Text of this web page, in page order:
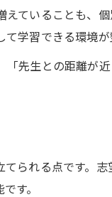
高める秘訣
ト法を解説
い基準とは
ていることも、
学習できる環境が
先生との距離が
られる点です。
す。